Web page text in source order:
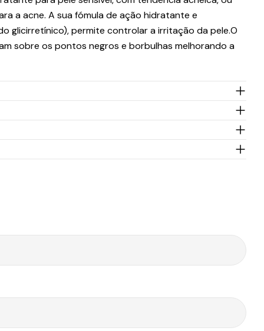
a acne. A sua fómula de ação hidratante e
glicirretínico), permite controlar a irritação da pele.O
sobre os pontos negros e borbulhas melhorando a
Envio Grátis*
Tempo de Portes